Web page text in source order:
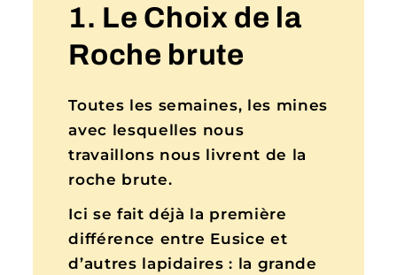
1. Le Choix de la
Roche brute
Toutes les semaines, les mines
avec lesquelles nous
travaillons nous livrent de la
roche brute.
Ici se fait déjà la première
différence entre Eusice et
d’autres lapidaires : la grande